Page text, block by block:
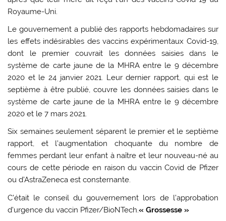
Royaume-Uni.
Le gouvernement a publié des rapports hebdomadaires sur
les effets indésirables des vaccins expérimentaux Covid-19,
dont le premier couvrait les données saisies dans le
système de carte jaune de la MHRA entre le 9 décembre
2020 et le 24 janvier 2021. Leur dernier rapport, qui est le
septième à être publié, couvre les données saisies dans le
système de carte jaune de la MHRA entre le 9 décembre
2020 et le 7 mars 2021.
Six semaines seulement séparent le premier et le septième
rapport, et l’augmentation choquante du nombre de
femmes perdant leur enfant à naître et leur nouveau-né au
cours de cette période en raison du vaccin Covid de Pfizer
ou d’AstraZeneca est consternante.
C’était le conseil du gouvernement lors de l’approbation
d’urgence du vaccin Pfizer/BioNTech.« Grossesse »